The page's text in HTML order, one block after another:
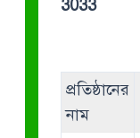
3033
প্রতিষ্ঠানের
নাম